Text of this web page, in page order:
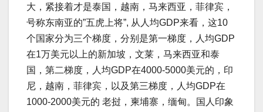
大，紧接着才是泰国，越南，马来西亚，菲律宾，
号称东南亚的”五虎上将”, 从人均GDP来看，这10
个国家分为三个梯度，分别是第一梯度，人均GDP
在1万美元以上的新加坡，文莱，马来西亚和泰
国，第二梯度，人均GDP在4000-5000美元的，印
尼，越南，菲律宾，以及第三梯度，人均GDP在
1000-2000美元的 老挝，柬埔寨，缅甸。国人印象